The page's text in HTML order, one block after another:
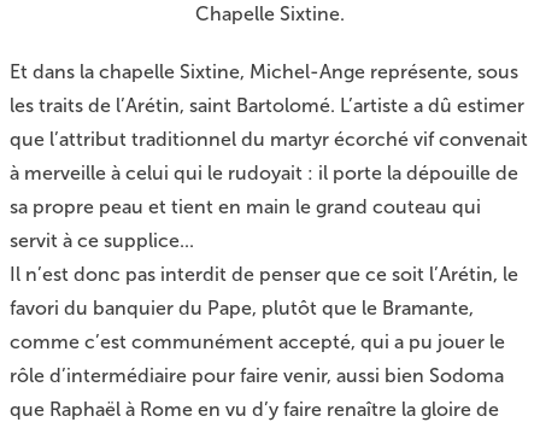
Chapelle Sixtine.
Et dans la chapelle Sixtine, Michel-Ange représente, sous
les traits de l’Arétin, saint Bartolomé. L’artiste a dû estimer
que l’attribut traditionnel du martyr écorché vif convenait
à merveille à celui qui le rudoyait : il porte la dépouille de
sa propre peau et tient en main le grand couteau qui
servit à ce supplice...
Il n’est donc pas interdit de penser que ce soit l’Arétin, le
favori du banquier du Pape, plutôt que le Bramante,
comme c’est communément accepté, qui a pu jouer le
rôle d’intermédiaire pour faire venir, aussi bien Sodoma
que Raphaël à Rome en vu d’y faire renaître la gloire de